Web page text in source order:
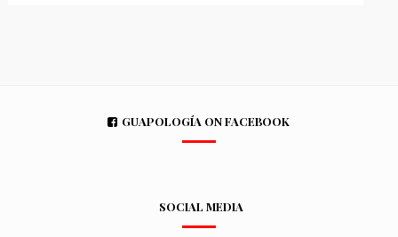
GUAPOLOGÍA ON FACEBOOK
SOCIAL MEDIA